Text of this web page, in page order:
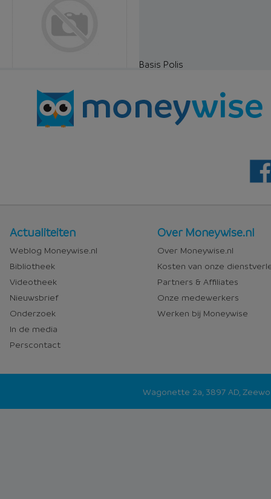
Basis Polis
Nieuws
en
media
Actualiteiten
Weblog Moneywise.nl
Bibliotheek
Videotheek
Nieuwsbrief
Onderzoek
In de media
Perscontact
Over
Moneywise
Over Moneywise.nl
Over Moneywise.nl
Kosten van onze
Partners & Affiliates
Onze medewerkers
Werken bij Moneywise
Wagonette 2a, 3897 AD,